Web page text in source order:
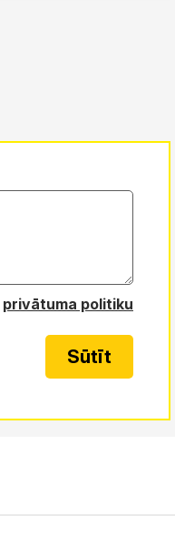
privātuma politiku
Sūtīt